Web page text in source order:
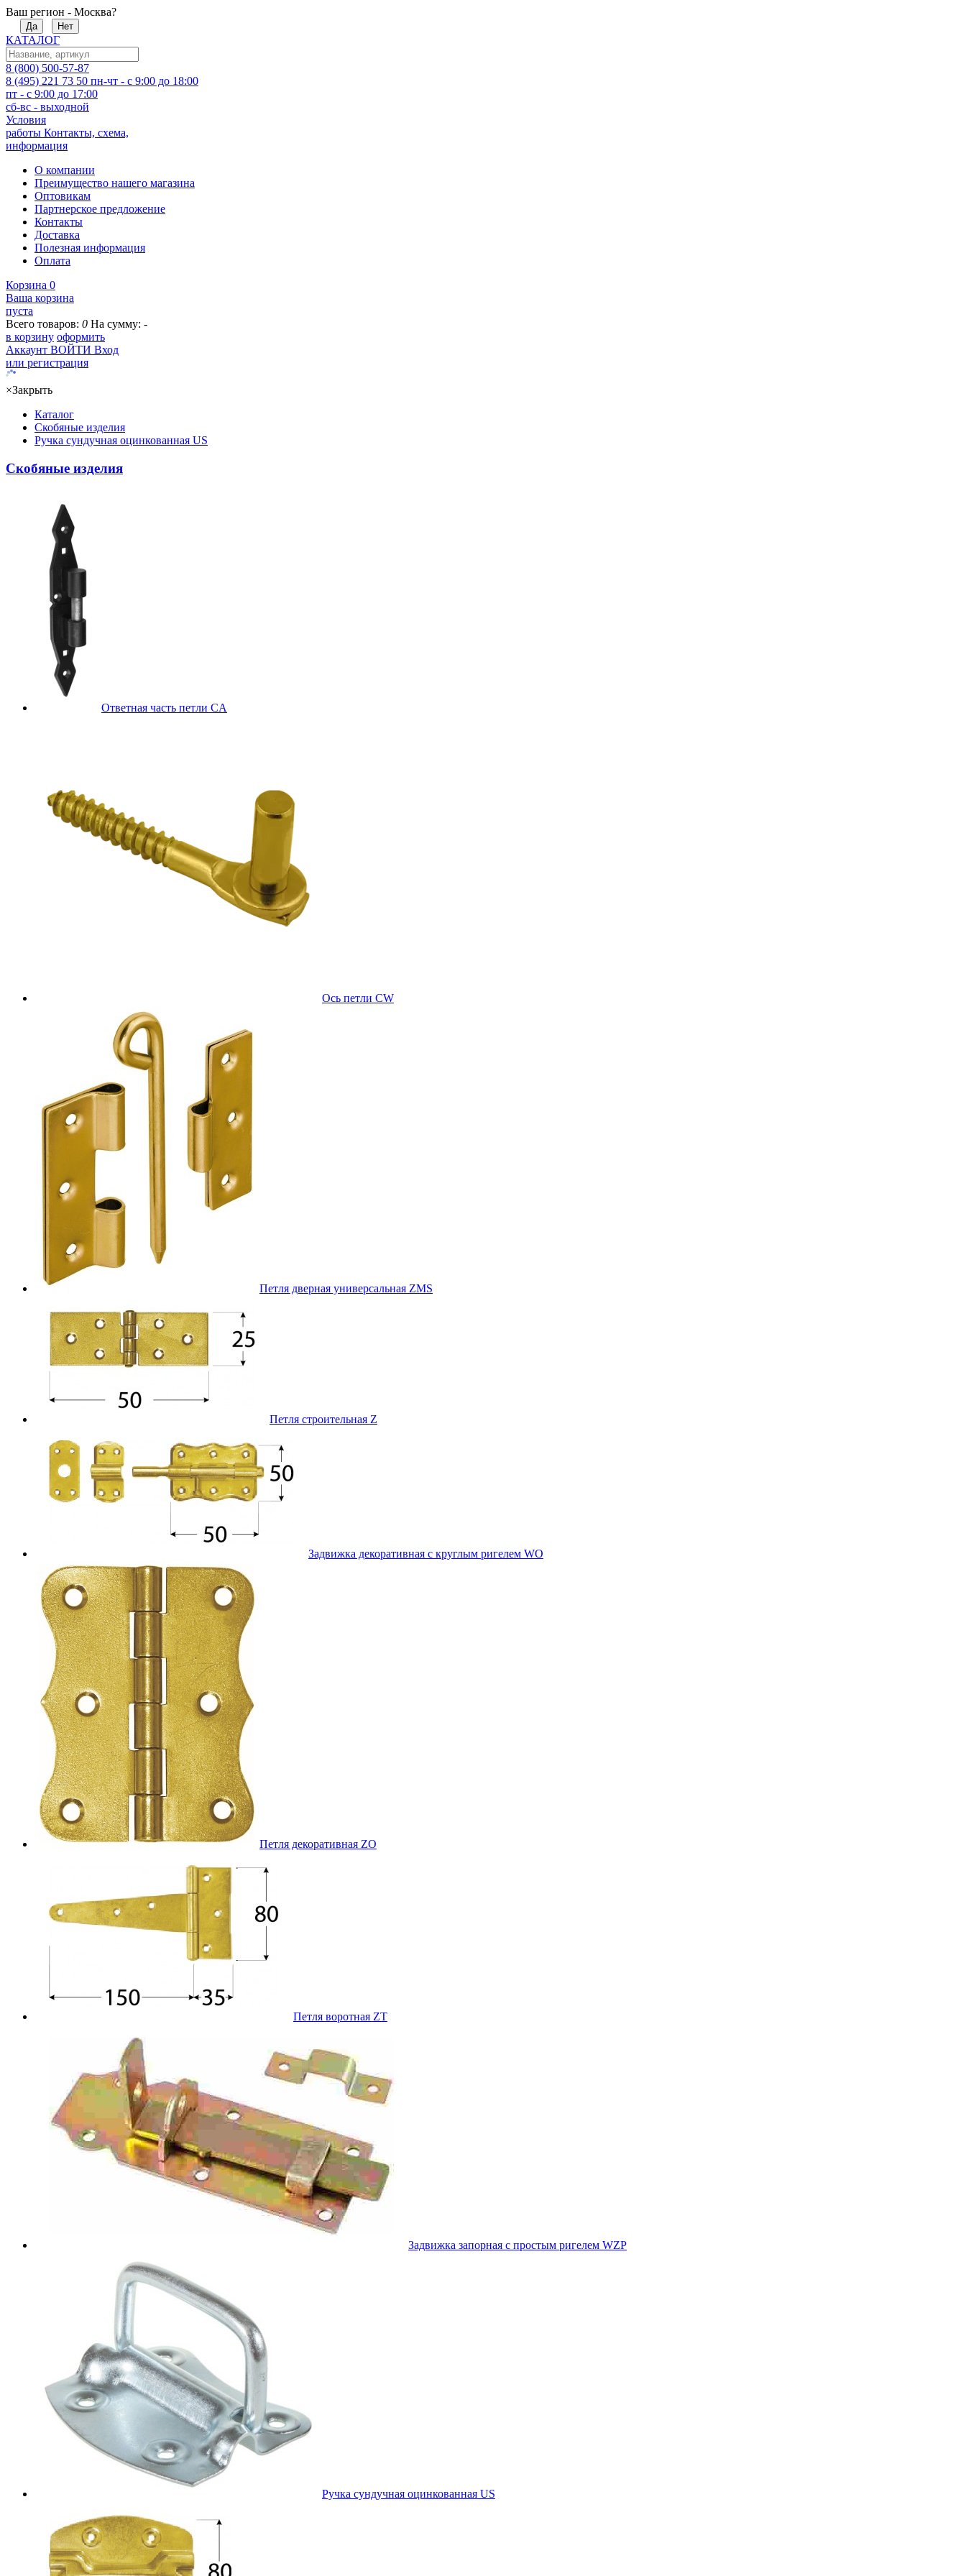
Ваш регион - Москва?
Да Нет
КАТАЛОГ
8 (800) 500-57-87
8 (495) 221 73 50 пн-чт - с 9:00 до 18:00
пт - с 9:00 до 17:00
сб-вс - выходной
Условия
работы Контакты, схема,
информация
О компании
Преимущество нашего магазина
Оптовикам
Партнерское предложение
Контакты
Доставка
Полезная информация
Оплата
Корзина 0
Ваша корзина
пуста
Всего товаров: 0 На сумму: -
в корзину оформить
Аккаунт ВОЙТИ Вход
или регистрация
×Закрыть
Каталог
Скобяные изделия
Ручка сундучная оцинкованная US
Скобяные изделия
Ответная часть петли CA
Ось петли CW
Петля дверная универсальная ZMS
Петля строительная Z
Задвижка декоративная с круглым ригелем WO
Петля декоративная ZO
Петля воротная ZT
Задвижка запорная с простым ригелем WZP
Ручка сундучная оцинкованная US